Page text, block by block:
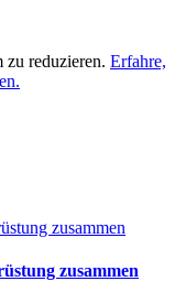
zu reduzieren. Erfahre,
zusammen